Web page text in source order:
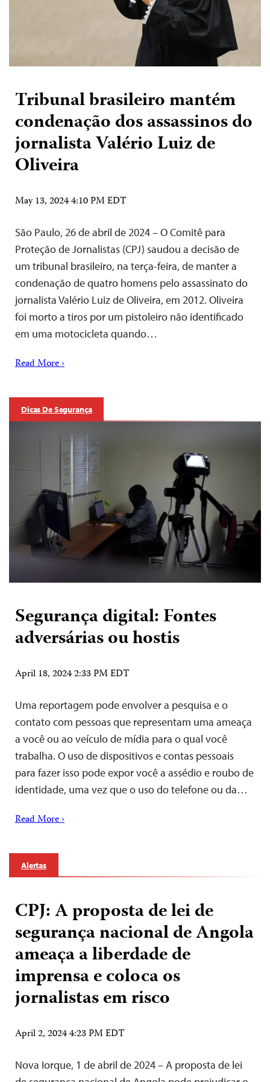
Tribunal brasileiro mantém
condenação dos assassinos do
jornalista Valério Luiz de
Oliveira
May 13, 2024 4:10 PM EDT
São Paulo, 26 de abril de 2024 – O Comitê para
Proteção de Jornalistas (CPJ) saudou a decisão de
um tribunal brasileiro, na terça-feira, de manter a
condenação de quatro homens pelo assassinato do
jornalista Valério Luiz de Oliveira, em 2012. Oliveira
foi morto a tiros por um pistoleiro não identificado
em uma motocicleta quando…
Read More ›
Dicas De Segurança
Segurança digital: Fontes
adversárias ou hostis
April 18, 2024 2:33 PM EDT
Uma reportagem pode envolver a pesquisa e o
contato com pessoas que representam uma ameaça
a você ou ao veículo de mídia para o qual você
trabalha. O uso de dispositivos e contas pessoais
para fazer isso pode expor você a assédio e roubo de
identidade, uma vez que o uso do telefone ou da…
Read More ›
Alertas
CPJ: A proposta de lei de
segurança nacional de Angola
ameaça a liberdade de
imprensa e coloca os
jornalistas em risco
April 2, 2024 4:23 PM EDT
Nova Iorque, 1 de abril de 2024 – A proposta de lei